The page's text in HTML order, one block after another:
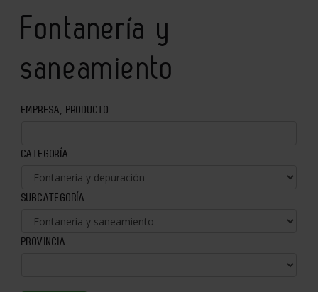
Fontanería y
saneamiento
EMPRESA, PRODUCTO...
CATEGORÍA
SUBCATEGORÍA
PROVINCIA